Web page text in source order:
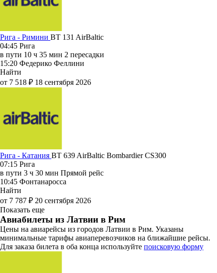
Рига - Римини BT 131 AirBaltic
04:45 Рига
в пути 10 ч 35 мин 2 пересадки
15:20 Федерико Феллини
Найти
от 7 518 ₽ 18 сентября 2026
Рига - Катания BT 639 AirBaltic Bombardier CS300
07:15 Рига
в пути 3 ч 30 мин Прямой рейс
10:45 Фонтанаросса
Найти
от 7 787 ₽ 20 сентября 2026
Показать еще
Авиабилеты из Латвии в Рим
Цены на авиарейсы из городов Латвии в Рим. Указаны
минимальные тарифы авиаперевозчиков на ближайшие рейсы.
Для заказа билета в оба конца используйте поисковую форму